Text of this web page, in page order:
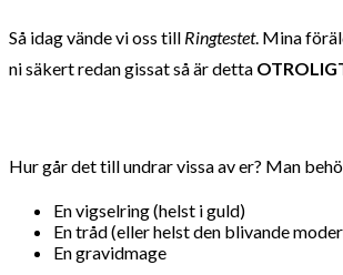
Så idag vände vi oss till Ringtestet. Mina
ni säkert redan gissat så är detta
Hur går det till undrar vissa av er? Man
En vigselring (helst i guld)
En tråd (eller helst den blivande
En gravidmage